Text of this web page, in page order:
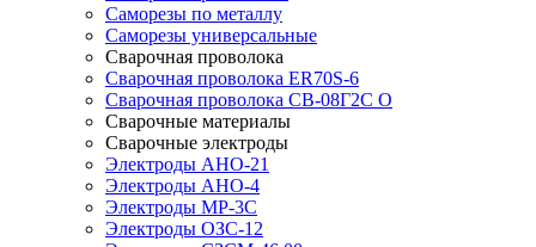
Саморезы по металлу
Саморезы универсальные
Сварочная проволока
Сварочная проволока ER70S-6
Сварочная проволока СВ-08Г2С О
Сварочные материалы
Сварочные электроды
Электроды АНО-21
Электроды АНО-4
Электроды МР-3С
Электроды ОЗС-12